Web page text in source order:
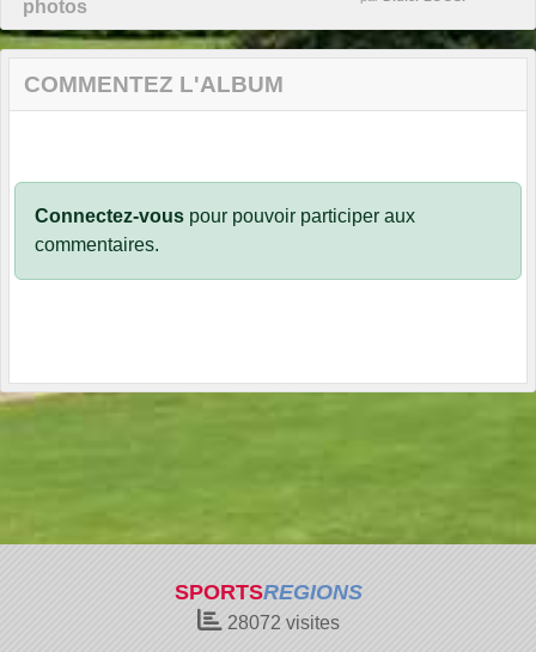
photos
COMMENTEZ L'ALBUM
Connectez-vous pour pouvoir participer aux
commentaires.
SPORTSREGIONS
28072 visites